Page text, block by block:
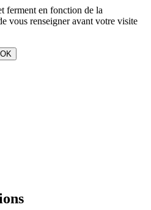
ferment en fonction de la
vous renseigner avant votre visite